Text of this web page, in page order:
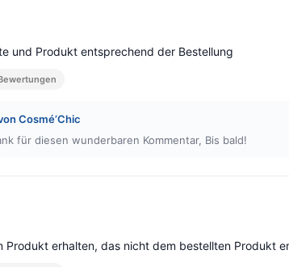
5
und Produkt entsprechend der Bestellung
Cosmé’Chic
für diesen wunderbaren Kommentar, Bis bald!
5
Produkt erhalten, das nicht dem bestellten Produkt